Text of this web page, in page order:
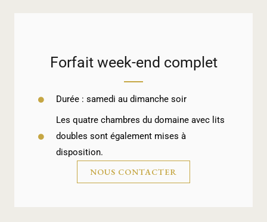
Forfait week-end complet
Durée : samedi au dimanche soir
Les quatre chambres du domaine avec lits
doubles sont également mises à
disposition.
NOUS CONTACTER